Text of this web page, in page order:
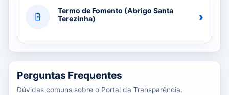
Termo de Fomento (Abrigo Santa
Terezinha)
›
Perguntas Frequentes
Dúvidas comuns sobre o Portal da Transparência.